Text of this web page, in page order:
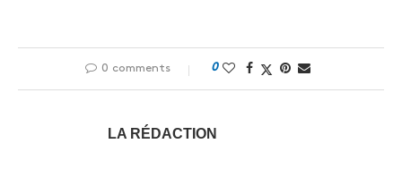
0 comments 0
LA RÉDACTION